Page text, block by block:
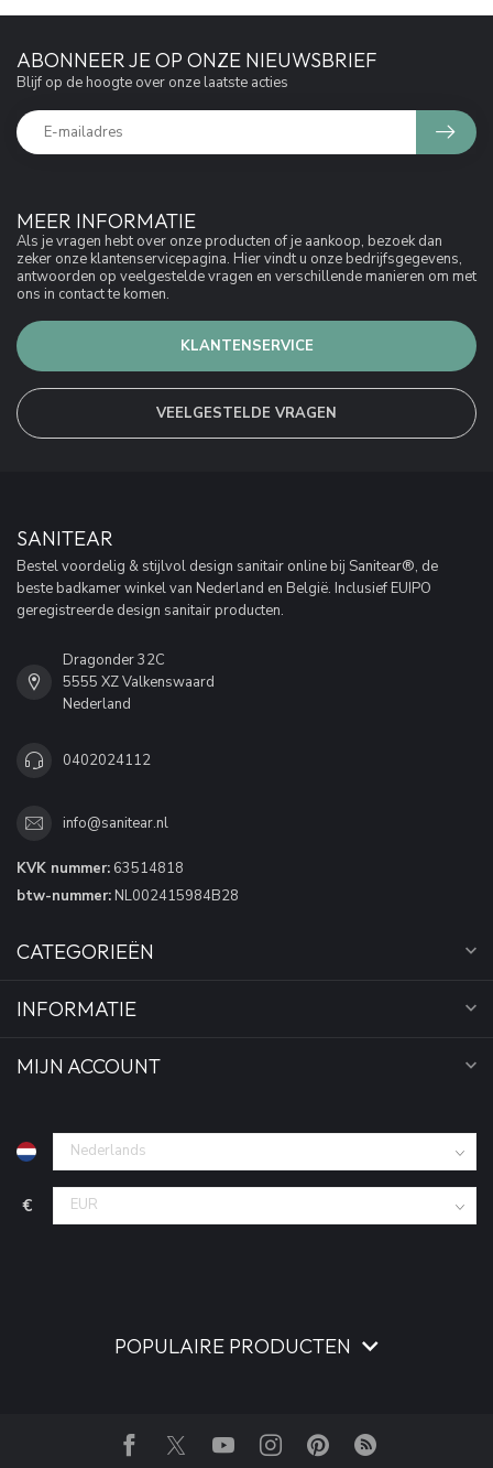
MEER INFORMATIE
Als je vragen hebt over onze producten of je aankoop, bezoek dan
zeker onze klantenservicepagina. Hier vindt u onze bedrijfsgegevens,
antwoorden op veelgestelde vragen en verschillende manieren om met
ons in contact te komen.
KLANTENSERVICE
VEELGESTELDE VRAGEN
ABONNEER JE OP ONZE NIEUWSBRIEF
Blijf op de hoogte over onze laatste acties
SANITEAR
Bestel voordelig & stijlvol design sanitair online bij Sanitear®, de
beste badkamer winkel van Nederland en België. Inclusief EUIPO
geregistreerde design sanitair producten.
Dragonder 32C
5555 XZ Valkenswaard
Nederland
0402024112
info@sanitear.nl
KVK nummer: 63514818
btw-nummer: NL002415984B28
CATEGORIEËN
INFORMATIE
MIJN ACCOUNT
€
POPULAIRE PRODUCTEN